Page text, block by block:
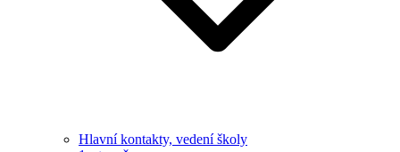
Hlavní kontakty, vedení školy